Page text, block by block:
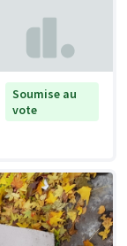
Soumise au
vote